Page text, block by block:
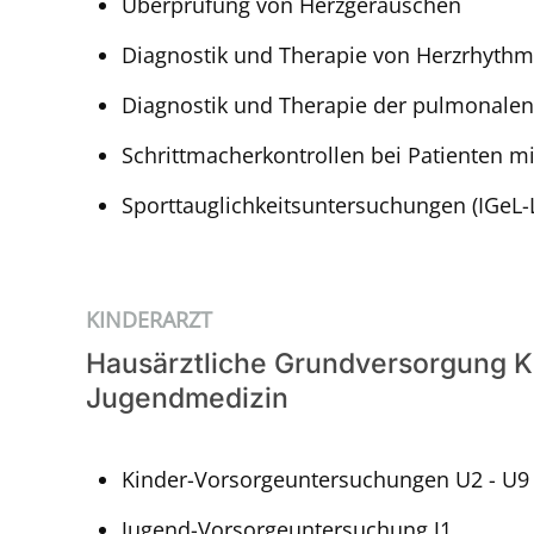
Diagnostik und Therapie von
Diagnostik und Therapie der
Schrittmacherkontrollen bei Patienten
Sporttauglichkeitsuntersuchungen
KINDERARZT
Hausärztliche Grundversorgung
Jugendmedizin
Kinder-Vorsorgeuntersuchungen U2 - U9